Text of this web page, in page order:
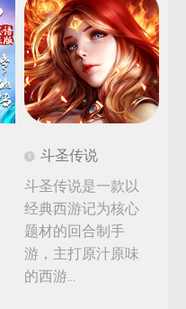
斗圣传说
斗圣传说是一款以
经典西游记为核心
题材的回合制手
游，主打原汁原味
的西游...